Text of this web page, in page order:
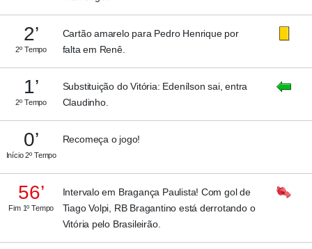
2’
2º Tempo
Cartão amarelo para Pedro Henrique por
falta em Renê.
1’
2º Tempo
Substituição do Vitória: Edenílson sai, entra
Claudinho.
0’
Início 2º Tempo
Recomeça o jogo!
56’
Fim 1º Tempo
Intervalo em Bragança Paulista! Com gol de
Tiago Volpi, RB Bragantino está derrotando o
Vitória pelo Brasileirão.